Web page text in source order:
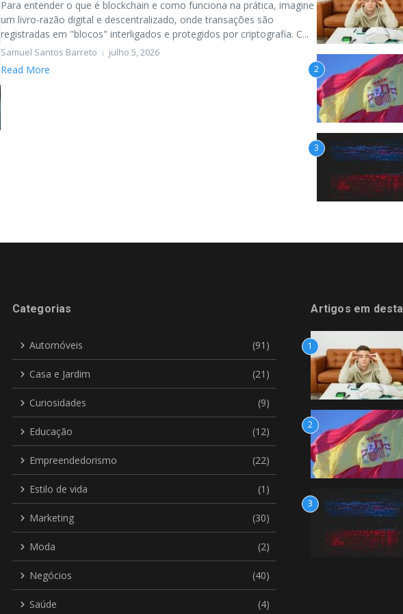
Para entender o que é blockchain e como funciona na prática, imagine
um livro-razão digital e descentralizado, onde transações são
registradas em "blocos" interligados e protegidos por criptografia. C...
Samuel Santos Barreto julho 5, 2026
Read More 2
3
Categorias
Automóveis (91)
Casa e Jardim (21)
Curiosidades (9)
Educação (12)
Empreendedorismo (22)
Estilo de vida (1)
Marketing (30)
Moda (2)
Negócios (40)
Saúde (4)
Artigos em
1
2
3